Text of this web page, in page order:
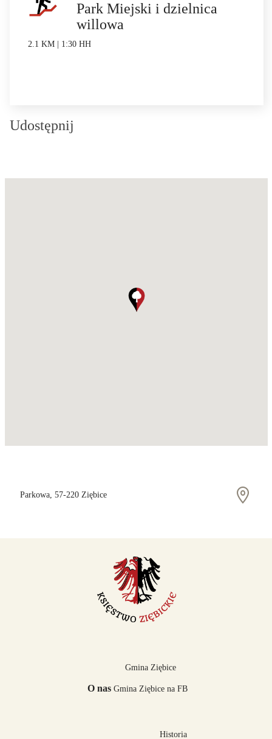
Park Miejski i dzielnica
willowa
2.1 KM | 1:30 HH
Udostępnij
Parkowa, 57-220 Ziębice
O nas
Gmina Ziębice
Gmina Ziębice na FB
Historia